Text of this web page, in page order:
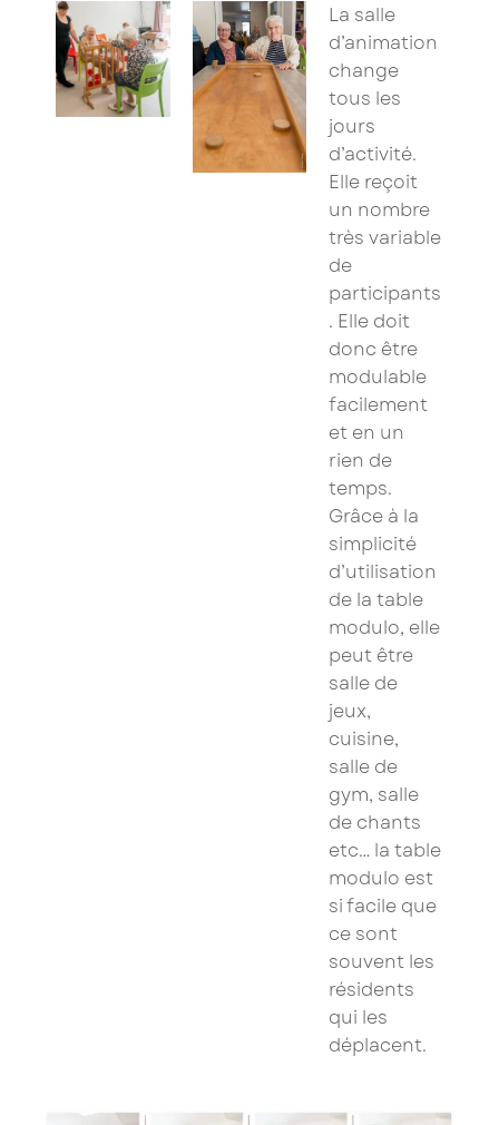
La salle
d’animation
change
tous les
jours
d’activité.
Elle reçoit
un nombre
très variable
de
participants
. Elle doit
donc être
modulable
facilement
et en un
rien de
temps.
Grâce à la
simplicité
d’utilisation
de la table
modulo, elle
peut être
salle de
jeux,
cuisine,
salle de
gym, salle
de chants
etc… la table
modulo est
si facile que
ce sont
souvent les
résidents
qui les
déplacent.